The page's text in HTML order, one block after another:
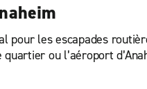
les escapades
ou l’aéroport